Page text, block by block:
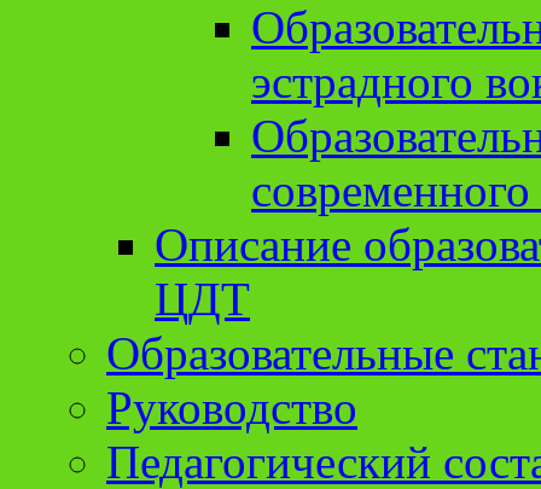
эстрадного
Описание
ЦДТ
Образовательные
Руководство
Педагогический